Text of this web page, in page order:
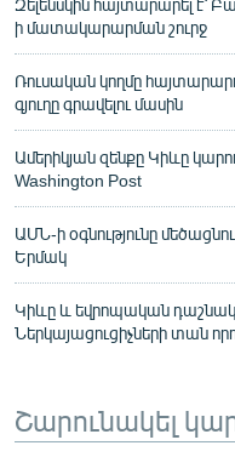
ի մատակարարման շուրջ
Ռուսական կողմը
գյուղը գրավելու մասին
Ամերիկյան զենքը Կիևը
Washington Post
ԱՄՆ-ի օգնությունը
Երմակ
Կիևը և եվրոպական
Ներկայացուցիչների տան
Շարունակել